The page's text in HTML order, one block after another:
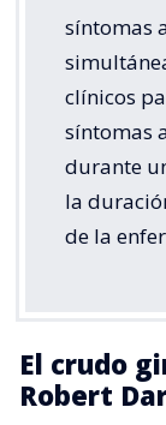
síntomas
clínicos
síntomas
durante
la
de la
El crudo
Robert